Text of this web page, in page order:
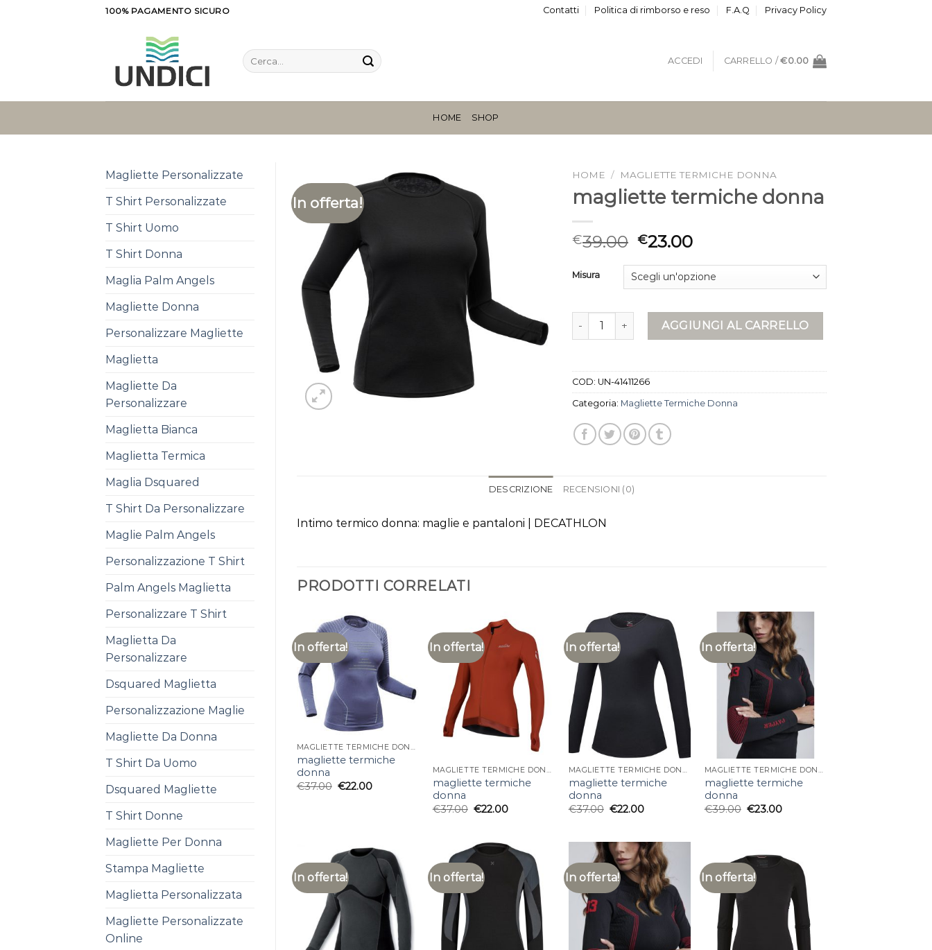
100% PAGAMENTO SICURO Contatti Politica di rimborso e reso F.A.Q Privacy Policy
Cerca:
ACCEDI CARRELLO /€0.00
HOME SHOP
Magliette Personalizzate
T Shirt Personalizzate
T Shirt Uomo
T Shirt Donna
Maglia Palm Angels
Magliette Donna
Personalizzare Magliette
Maglietta
Magliette Da
Personalizzare
Maglietta Bianca
Maglietta Termica
Maglia Dsquared
T Shirt Da Personalizzare
Maglie Palm Angels
Personalizzazione T Shirt
Palm Angels Maglietta
Personalizzare T Shirt
Maglietta Da
Personalizzare
Dsquared Maglietta
Personalizzazione Maglie
Magliette Da Donna
T Shirt Da Uomo
Dsquared Magliette
T Shirt Donne
Magliette Per Donna
Stampa Magliette
Maglietta Personalizzata
Magliette Personalizzate
Online
In offerta!
HOME / MAGLIETTE TERMICHE DONNA
magliette termiche donna
€39.00 €23.00
Misura
magliette termiche donna quantità
AGGIUNGI AL CARRELLO
COD: UN-41411266
Categoria: Magliette Termiche Donna
DESCRIZIONE RECENSIONI (0)
Intimo termico donna: maglie e pantaloni | DECATHLON
PRODOTTI CORRELATI
In offerta!
MAGLIETTE TERMICHE DONNA
magliette termiche
donna
€37.00 €22.00
In offerta!
MAGLIETTE TERMICHE DONNA
magliette termiche
donna
€37.00 €22.00
In offerta!
MAGLIETTE TERMICHE DONNA
magliette termiche
donna
€37.00 €22.00
In offerta!
MAGLIETTE TERMICHE DONNA
magliette termiche
donna
€39.00 €23.00
In offerta! In offerta! In offerta! In offerta!